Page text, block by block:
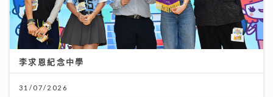
李求恩紀念中學
31/07/2026